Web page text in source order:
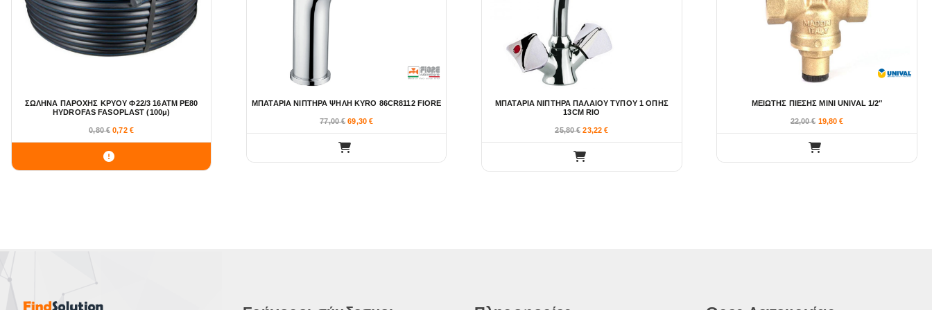
ΣΩΛΗΝΑ ΠΑΡΟΧΗΣ ΚΡΥΟΥ Φ22/3 16ΑΤΜ ΡΕ80
HYDROFAS FASOPLAST (100μ)
0,80€ 0,72 €
ΜΠΑΤΑΡΙΑ ΝΙΠΤΗΡΑ ΨΗΛΗ KYRO 86CR8112 FIORE
77,00€ 69,30€
ΜΠΑΤΑΡΙΑ ΝΙΠΤΗΡΑ ΠΑΛΑΙΟΥ ΤΥΠΟΥ 1 ΟΠΗΣ
13CM RIO
25,80€ 23,22€
ΜΕΙΩΤΗΣ ΠΙΕΣΗΣ ΜΙΝΙ UNIVAL 1/2″
22,00€ 19,80€